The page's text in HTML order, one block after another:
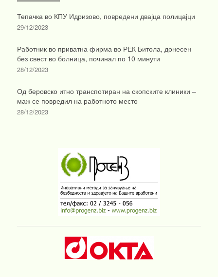
Тепачка во КПУ Идризово, повредени двајца полицајци
29/12/2023
Работник во приватна фирма во РЕК Битола, донесен
без свест во болница, починал по 10 минути
28/12/2023
Од беровско итно транспотиран на скопските клиники –
маж се повредил на работното место
28/12/2023